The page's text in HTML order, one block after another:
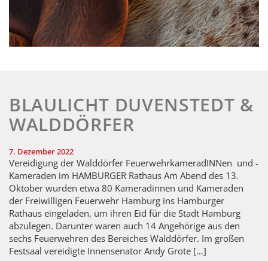
BLAULICHT DUVENSTEDT &
WALDDÖRFER
7. Dezember 2022
Vereidigung der Walddörfer FeuerwehrkameradINNen und -
Kameraden im HAMBURGER Rathaus Am Abend des 13.
Oktober wurden etwa 80 Kameradinnen und Kameraden
der Freiwilligen Feuerwehr Hamburg ins Hamburger
Rathaus eingeladen, um ihren Eid für die Stadt Hamburg
abzulegen. Darunter waren auch 14 Angehörige aus den
sechs Feuerwehren des Bereiches Walddörfer. Im großen
Festsaal vereidigte Innensenator Andy Grote […]